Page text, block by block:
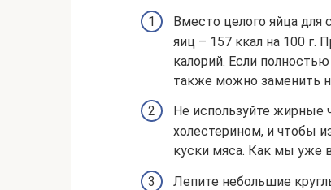
Вместо целого яйца для
яиц – 157 ккал на 100
калорий. Если
также можно заменить
Не используйте
холестерином, и чтобы
куски мяса. Как мы уже
Лепите небольшие